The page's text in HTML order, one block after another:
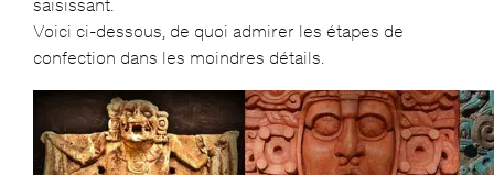
saisissant.
Voici ci-dessous, de quoi admirer les étapes de
confection dans les moindres détails.